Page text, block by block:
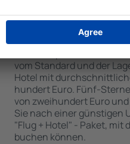
Wie viel kostet ein
Der Preis pro Unterkunft
vom Standard und der
Hotel mit
hundert Euro. Fünf-
von zweihundert Euro
Sie nach einer günstigen
"Flug + Hotel" - Paket, mit
buchen können.